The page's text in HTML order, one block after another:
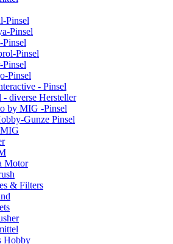
Pinsel
Pinsel
Pinsel
Pinsel
Pinsel
Pinsel
- Pinsel
- diverse Hersteller
by MIG -Pinsel
Gunze Pinsel
Motor
& Filters
Hobby